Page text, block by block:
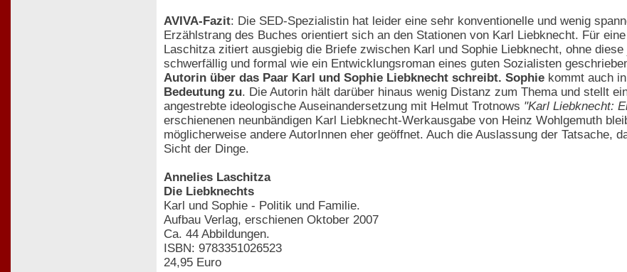
AVIVA-Fazit: Die SED-Spezialistin hat leider eine sehr konventionelle und wenig
Erzählstrang des Buches orientiert sich an den Stationen von Karl Liebknecht. Für
Laschitza zitiert ausgiebig die Briefe zwischen Karl und Sophie Liebknecht, ohne
schwerfällig und formal wie ein Entwicklungsroman eines guten Sozialisten
Autorin über das Paar Karl und Sophie Liebknecht schreibt. Sophie kommt auch
Bedeutung zu. Die Autorin hält darüber hinaus wenig Distanz zum Thema und stellt
angestrebte ideologische Auseinandersetzung mit Helmut Trotnows "Karl Liebknecht:
erschienenen neunbändigen Karl Liebknecht-Werkausgabe von Heinz Wohlgemuth
möglicherweise andere AutorInnen eher geöffnet. Auch die Auslassung der Tatsache,
Sicht der Dinge.
Annelies Laschitza
Die Liebknechts
Karl und Sophie - Politik und Familie.
Aufbau Verlag, erschienen Oktober 2007
Ca. 44 Abbildungen.
ISBN: 9783351026523
24,95 Euro